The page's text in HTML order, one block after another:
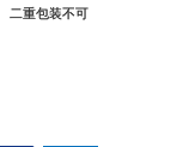
二重包装不可